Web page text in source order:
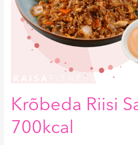
Krõbeda Riisi
700kcal